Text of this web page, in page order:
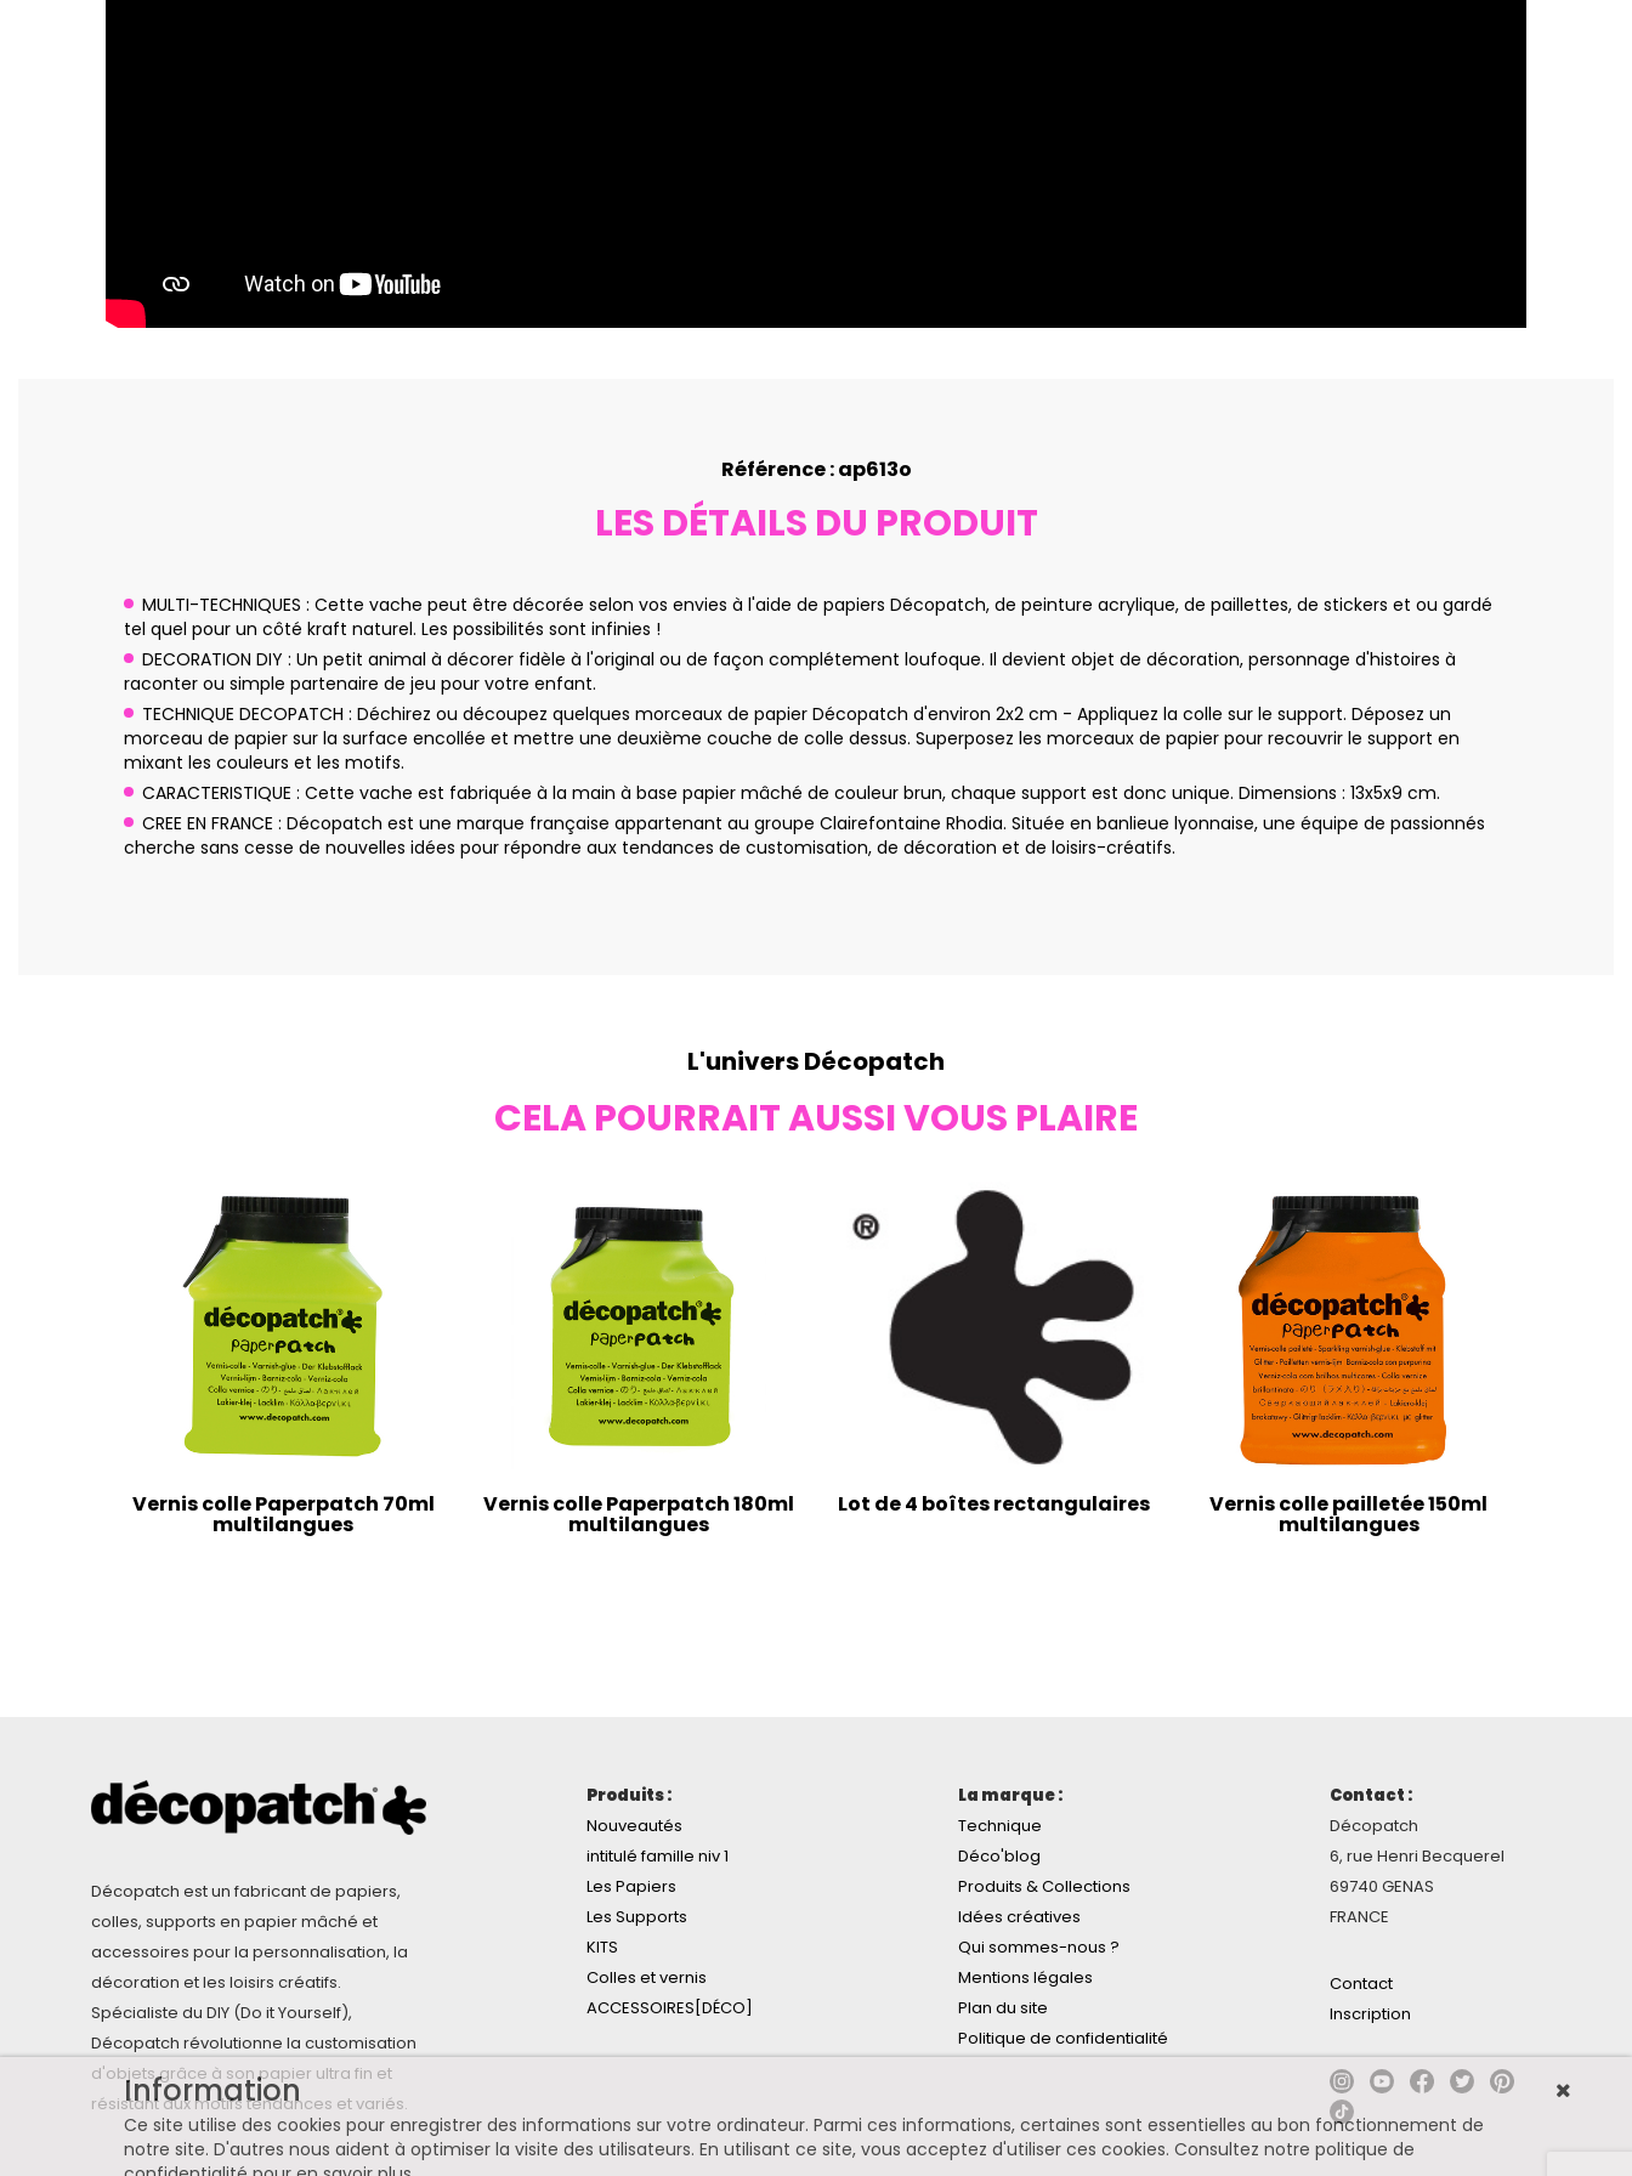
Référence : ap613o
LES DÉTAILS DU PRODUIT
MULTI-TECHNIQUES : Cette vache peut être décorée selon vos envies à l'aide de papiers Décopatch, de peinture acrylique, de paillettes, de stickers et ou gardé
tel quel pour un côté kraft naturel. Les possibilités sont infinies !
DECORATION DIY : Un petit animal à décorer fidèle à l'original ou de façon complétement loufoque. Il devient objet de décoration, personnage d'histoires à
raconter ou simple partenaire de jeu pour votre enfant.
TECHNIQUE DECOPATCH : Déchirez ou découpez quelques morceaux de papier Décopatch d'environ 2x2 cm - Appliquez la colle sur le support. Déposez un
morceau de papier sur la surface encollée et mettre une deuxième couche de colle dessus. Superposez les morceaux de papier pour recouvrir le support en
mixant les couleurs et les motifs.
CARACTERISTIQUE : Cette vache est fabriquée à la main à base papier mâché de couleur brun, chaque support est donc unique. Dimensions : 13x5x9 cm.
CREE EN FRANCE : Décopatch est une marque française appartenant au groupe Clairefontaine Rhodia. Située en banlieue lyonnaise, une équipe de passionnés
cherche sans cesse de nouvelles idées pour répondre aux tendances de customisation, de décoration et de loisirs-créatifs.
L'univers Décopatch
CELA POURRAIT AUSSI VOUS PLAIRE
Vernis colle Paperpatch 70ml
multilangues
Vernis colle Paperpatch 180ml
multilangues
Lot de 4 boîtes rectangulaires Vernis colle pailletée 150ml
multilangues
Décopatch est un fabricant de papiers,
colles, supports en papier mâché et
accessoires pour la personnalisation, la
décoration et les loisirs créatifs.
Spécialiste du DIY (Do it Yourself),
Décopatch révolutionne la customisation
d'objets grâce à son papier ultra fin et
résistant aux motifs tendances et variés.
Produits :
Nouveautés
intitulé famille niv 1
Les Papiers
Les Supports
KITS
Colles et vernis
ACCESSOIRES[DÉCO]
La marque :
Technique
Déco'blog
Produits & Collections
Idées créatives
Qui sommes-nous ?
Mentions légales
Plan du site
Politique de confidentialité
Contact :
Décopatch
6, rue Henri Becquerel
69740 GENAS
FRANCE
Contact
Inscription
Information
Ce site utilise des cookies pour enregistrer des informations sur votre ordinateur. Parmi ces informations, certaines sont essentielles au bon fonctionnement de
notre site. D'autres nous aident à optimiser la visite des utilisateurs. En utilisant ce site, vous acceptez d'utiliser ces cookies. Consultez notre politique de